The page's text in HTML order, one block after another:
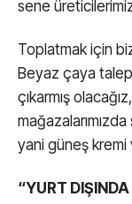
sene
Toplatmak için
Beyaz çaya
çıkarmış
yani güneş kremi
“YURT